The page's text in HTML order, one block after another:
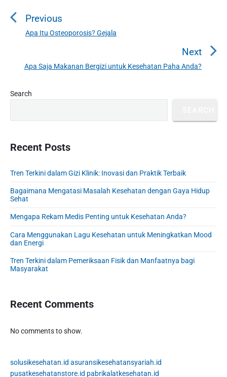
s
i
g
i
n
Previous
P
v
o
s
o
t
Apa Itu Osteoporosis? Gejala
Next
N
Apa Saja Makanan Bergizi untuk Kesehatan Paha Anda?
P
r
i
d
e
a
r
Search
Recent Posts
Tren Terkini dalam Gizi Klinik: Inovasi dan Praktik Terbaik
Bagaimana Mengatasi Masalah Kesehatan dengan Gaya Hidup
Sehat
Mengapa Rekam Medis Penting untuk Kesehatan Anda?
Cara Menggunakan Lagu Kesehatan untuk Meningkatkan Mood
dan Energi
Tren Terkini dalam Pemeriksaan Fisik dan Manfaatnya bagi
Masyarakat
Recent Comments
No comments to show.
solusikesehatan.id asuransikesehatansyariah.id
pusatkesehatanstore.id pabrikalatkesehatan.id